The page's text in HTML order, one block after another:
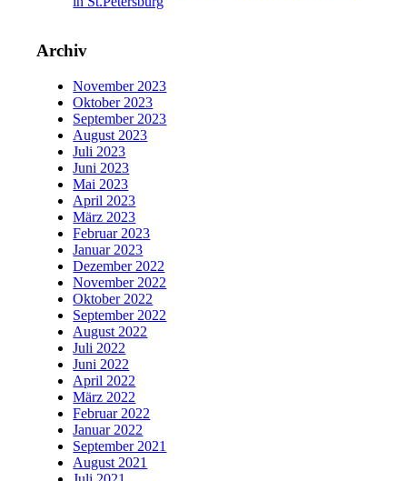
Archiv
November 2023
Oktober 2023
September 2023
August 2023
Juli 2023
Juni 2023
Mai 2023
April 2023
März 2023
Februar 2023
Januar 2023
Dezember 2022
November 2022
Oktober 2022
September 2022
August 2022
Juli 2022
Juni 2022
April 2022
März 2022
Februar 2022
Januar 2022
September 2021
August 2021